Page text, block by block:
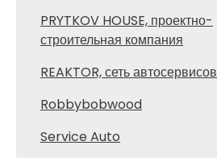
PRYTKOV HOUSE, проектно-
строительная компания
REAKTOR, сеть автосервисов
Robbybobwood
Service Auto